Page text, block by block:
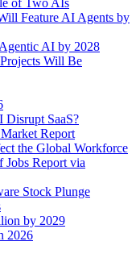
of Two AIs
Feature AI Agents by
AI by 2028
Will Be
SaaS?
Report
the Global Workforce
Report via
Stock Plunge
by 2029
2026